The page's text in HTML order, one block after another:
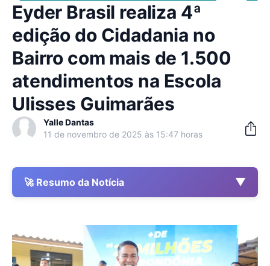
Eyder Brasil realiza 4ª
edição do Cidadania no
Bairro com mais de 1.500
atendimentos na Escola
Ulisses Guimarães
Yalle Dantas
11 de novembro de 2025 às 15:47 horas
🚀 Resumo da Notícia ▼